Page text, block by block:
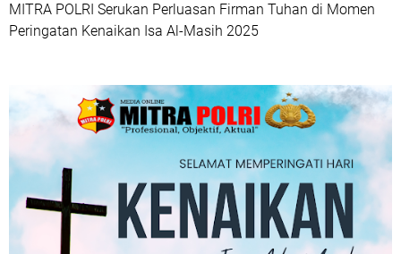
MITRA POLRI Serukan Perluasan Firman Tuhan di Momen
Peringatan Kenaikan Isa Al-Masih 2025